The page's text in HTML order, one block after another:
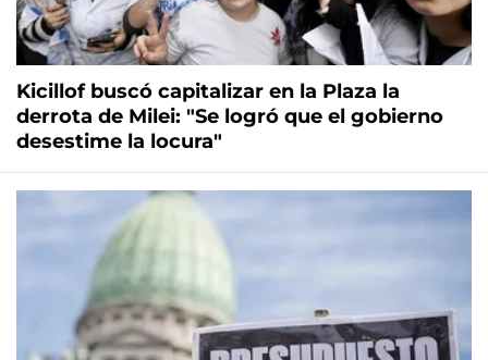
Kicillof buscó capitalizar en la Plaza la
derrota de Milei: "Se logró que el gobierno
desestime la locura"